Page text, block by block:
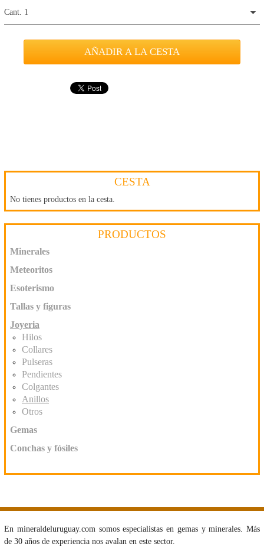
Cant. 1
CESTA
No tienes productos en la cesta.
PRODUCTOS
Minerales
Meteoritos
Esoterismo
Tallas y figuras
Joyeria
Hilos
Collares
Pulseras
Pendientes
Colgantes
Anillos
Otros
Gemas
Conchas y fósiles
En mineraldeluruguay.com somos especialistas en gemas y minerales. Más
de 30 años de experiencia nos avalan en este sector.